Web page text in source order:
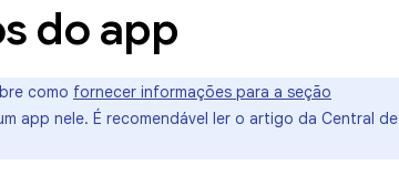
do app
como fornecer informações para a seção
app nele. É recomendável ler o artigo da Central de